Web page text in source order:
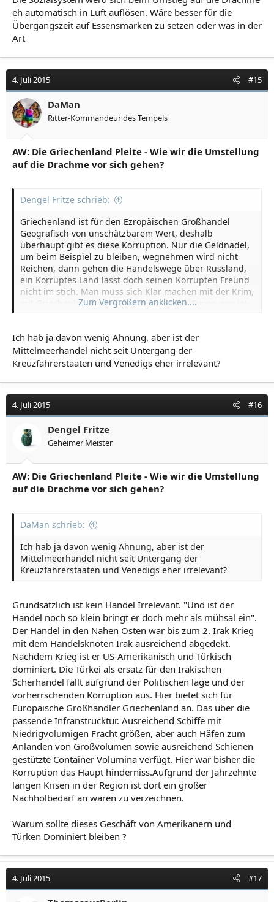
eh automatisch in Luft auflösen. Wäre besser für die
Übergangszeit auf Essensmarken zu setzen oder was in der
Art
4. Juli 2015 #15
DaMan
Ritter-Kommandeur des Tempels
AW: Die Griechenland Pleite - Wie wir die Umstellung
auf die Drachme vor sich gehen?
Dengel Fritze schrieb:
Griechenland ist für den Ezropäischen Großhandel
Geografisch von unschätzbarem Wert, deshalb
überhaupt gibt es diese Korruption. Nur die Geldnadel,
um beim Beispiel zu bleiben, wegnehmen wird nicht
Reichen, dann gehen die Handelswege über Russland,
ein Korruptes Land lässt doch seinen Korrupten Freund
nicht im stich. Man muss sich Klar machen mit der Krim,
mit Griechenland und dem Stützpunkt in Syrien wer ist
Zum Vergrößern anklicken....
Ich hab ja davon wenig Ahnung, aber ist der
Mittelmeerhandel nicht seit Untergang der
Kreuzfahrerstaaten und Venedigs eher irrelevant?
4. Juli 2015 #16
Dengel Fritze
Geheimer Meister
AW: Die Griechenland Pleite - Wie wir die Umstellung
auf die Drachme vor sich gehen?
DaMan schrieb:
Ich hab ja davon wenig Ahnung, aber ist der
Mittelmeerhandel nicht seit Untergang der
Kreuzfahrerstaaten und Venedigs eher irrelevant?
Grundsätzlich ist kein Handel Irrelevant. "Und ist der
Handel noch so klein bringt er doch mehr als mühsal ein".
Der Handel in den Nahen Osten war bis zum 2. Irak Krieg
mit dem Handelsknoten Irak ausreichend abgedekt.
Nachdem Krieg ist er US-Amerikanisch und Türkisch
dominiert. Die Türkei als ersatz für den Irakischen
Scherhandel fällt aufgrund der Politischen lage und der
vorherrschenden Korruption aus. Hier bietet sich für
Europaische Großhändler Griechenland an. Das über die
passende Infranstrucktur. Ausreichend Schiffe mit
Niedrigvolumigen Fracht größen, aber auch Häfen zum
Anlanden von Großvolumen sowie ausreichend Schienen
gestützte Container Volumina verfügt. Hier war bisher die
Korruption das Haupt hinderniss.Aufgrund der Jahrzehnte
langen Krisen in der Region ist dort ein großer
Nachholbedarf an waren zu verzeichnen.
Warum sollte dieses Geschäft von Amerikanern und
Türken Dominiert bleiben ?
4. Juli 2015 #17